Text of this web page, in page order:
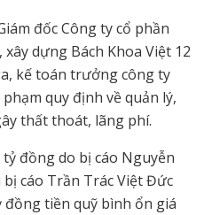
đốc Công ty cổ phần
dựng Bách Khoa Việt 12
kế toán trưởng công ty
quy định về quản lý,
thất thoát, lãng phí.
đồng do bị cáo Nguyễn
bị cáo Trần Trác Việt Đức
tiền quỹ bình ổn giá